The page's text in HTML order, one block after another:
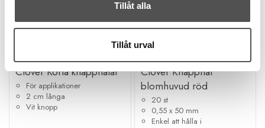
Tillåt alla
Tillåt urval
Clover
Clover Korta knappnålar
För applikationer
2 cm långa
Vit knopp
Clover
Clover Knappnål
blomhuvud röd
20 st
0,55 x 50 mm
Enkel att hålla i